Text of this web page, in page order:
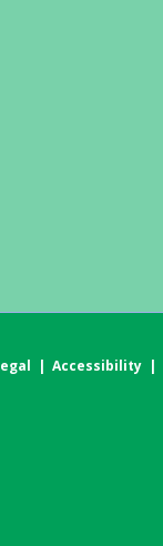
| Accessibility |